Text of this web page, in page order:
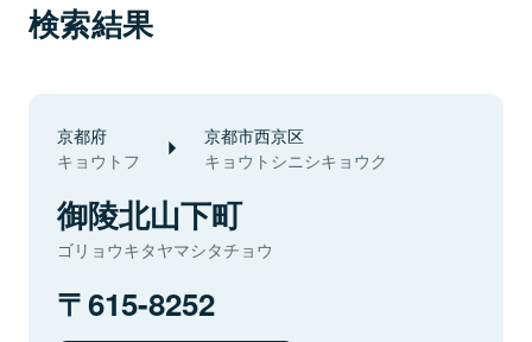
検索結果
京都府
キョウトフ
京都市西京区
キョウトシニシキョウク
御陵北山下町
ゴリョウキタヤマシタチョウ
615-8252